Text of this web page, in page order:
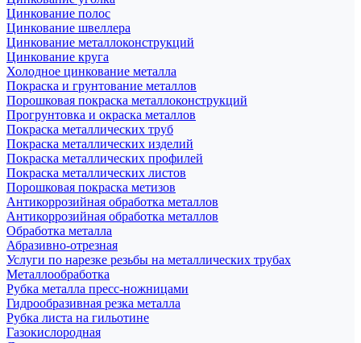
Цинкование полос
Цинкование швеллера
Цинкование металлоконструкций
Цинкование круга
Холодное цинкование металла
Покраска и грунтование металлов
Порошковая покраска металлоконструкций
Прогрунтовка и окраска металлов
Покраска металлических труб
Покраска металлических изделий
Покраска металлических профилей
Покраска металлических листов
Порошковая покраска метизов
Антикоррозийная обработка металлов
Антикоррозийная обработка металлов
Обработка металла
Абразивно-отрезная
Услуги по нарезке резьбы на металлических трубах
Металлообработка
Рубка металла пресс-ножницами
Гидрообразивная резка металла
Рубка листа на гильотине
Газокислородная